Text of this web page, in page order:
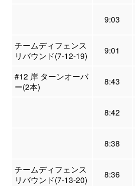
9:03
チームディフェンス
リバウンド(7-12-19)
9:01
#12 岸 ターンオーバ
ー(2本)
8:43
8:42
8:38
チームディフェンス
リバウンド(7-13-20)
8:36